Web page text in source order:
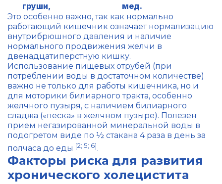
груши,
мед.
Это особенно важно, так как нормально
работающий кишечник означает нормализацию
внутрибрюшного давления и наличие
нормального продвижения желчи в
двенадцатиперстную кишку.
Использование пищевых отрубей (при
потреблении воды в достаточном количестве)
важно не только для работы кишечника, но и
для моторики билиарного тракта, особенно
желчного пузыря, с наличием билиарного
сладжа («песка» в желчном пузыре). Полезен
прием негазированной минеральной воды в
подогретом виде по ½ стакана 4 раза в день за
полчаса до еды [2; 5; 6].
Факторы риска для развития
хронического холецистита